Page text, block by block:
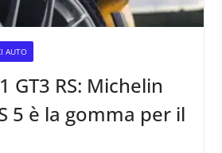
AUTO
GT3 RS: Michelin
5 è la gomma per il